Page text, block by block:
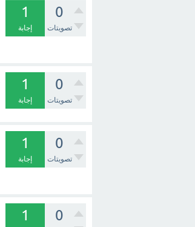
0
تصويتات
1
إجابة
0
تصويتات
1
إجابة
0
تصويتات
1
إجابة
0
1